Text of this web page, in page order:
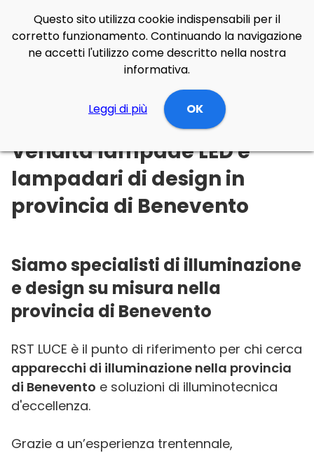
Illuminazione Online Campania Benevento
Vendita lampade LED e
lampadari di design in
provincia di Benevento
Siamo specialisti di illuminazione
e design su misura nella
provincia di Benevento
RST LUCE è il punto di riferimento per chi cerca
apparecchi di illuminazione nella provincia
di Benevento e soluzioni di illuminotecnica
d'eccellenza.
Grazie a un’esperienza trentennale,
Questo sito utilizza cookie indispensabili per il
corretto funzionamento. Continuando la navigazione
ne accetti l'utilizzo come descritto nella nostra
informativa.
Leggi di più OK